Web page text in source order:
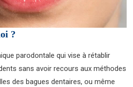
?
parodontale qui vise à rétablir
sans avoir recours aux méthodes
des bagues dentaires, ou même